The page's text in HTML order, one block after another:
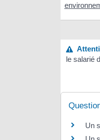
le salarié
Un